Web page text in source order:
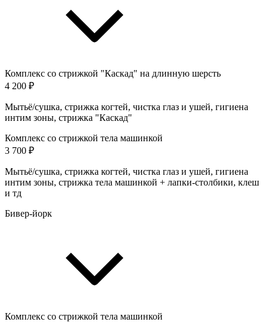
Комплекс со стрижкой "Каскад" на длинную шерсть
4 200 ₽
Мытьё/сушка, стрижка когтей, чистка глаз и ушей, гигиена
интим зоны, стрижка "Каскад"
Комплекс со стрижкой тела машинкой
3 700 ₽
Мытьё/сушка, стрижка когтей, чистка глаз и ушей, гигиена
интим зоны, стрижка тела машинкой + лапки-столбики, клеш
и тд
Бивер-йорк
Комплекс со стрижкой тела машинкой